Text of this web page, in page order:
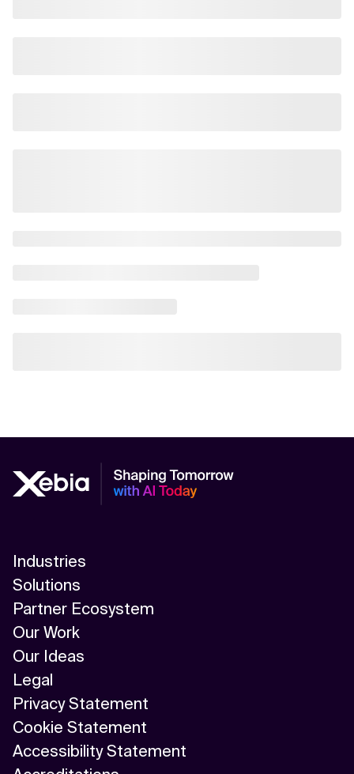
Industries
Solutions
Partner Ecosystem
Our Work
Our Ideas
Legal
Privacy Statement
Cookie Statement
Accessibility Statement